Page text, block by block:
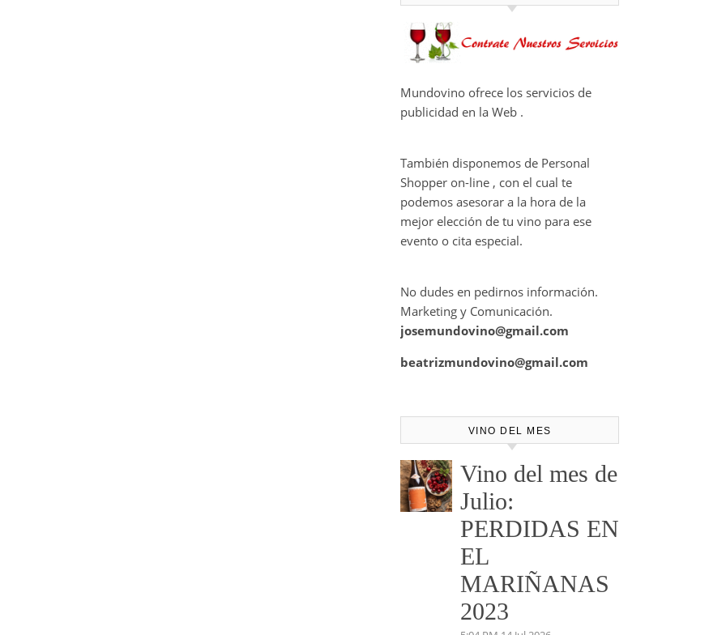
Mundovino ofrece los servicios de
publicidad en la Web .
También disponemos de Personal
Shopper on-line , con el cual te
podemos asesorar a la hora de la
mejor elección de tu vino para ese
evento o cita especial.
No dudes en pedirnos información.
Marketing y Comunicación.
josemundovino@gmail.com
beatrizmundovino@gmail.com
VINO DEL MES
Vino del mes de
Julio:
PERDIDAS EN
EL
MARIÑANAS
2023